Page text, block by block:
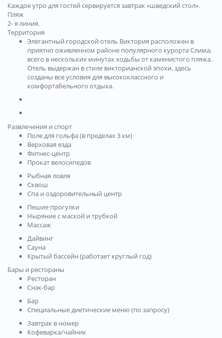
Каждое утро для гостей сервируется завтрак «шведский стол».
Пляж
2- я линия.
Территория
Элегантный городской отель Виктория расположен в
приятно оживленном районе популярного курорта Слима,
всего в нескольких минутах ходьбы от каменистого пляжа.
Отель выдержан в стиле викторианской эпохи, здесь
созданы все условия для высококлассного и
комфортабельного отдыха.
Развлечения и спорт
Поле для гольфа (в пределах 3 км)
Верховая езда
Фитнес-центр
Прокат велосипедов
Рыбная ловля
Сквош
Спа и оздоровительный центр
Пешие прогулки
Ныряние с маской и трубкой
Массаж
Дайвинг
Сауна
Крытый бассейн (работает круглый год)
Бары и рестораны
Ресторан
Снэк-бар
Бар
Специальные диетические меню (по запросу)
Завтрак в номер
Кофеварка/чайник